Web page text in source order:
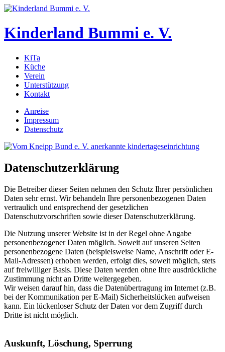
Kinderland Bummi e. V.
KiTa
Küche
Verein
Unterstützung
Kontakt
Anreise
Impressum
Datenschutz
Datenschutzerklärung
Die Betreiber dieser Seiten nehmen den Schutz Ihrer persönlichen
Daten sehr ernst. Wir behandeln Ihre personenbezogenen Daten
vertraulich und entsprechend der gesetzlichen
Datenschutzvorschriften sowie dieser Datenschutzerklärung.
Die Nutzung unserer Website ist in der Regel ohne Angabe
personenbezogener Daten möglich. Soweit auf unseren Seiten
personenbezogene Daten (beispielsweise Name, Anschrift oder E-
Mail-Adressen) erhoben werden, erfolgt dies, soweit möglich, stets
auf freiwilliger Basis. Diese Daten werden ohne Ihre ausdrückliche
Zustimmung nicht an Dritte weitergegeben.
Wir weisen darauf hin, dass die Datenübertragung im Internet (z.B.
bei der Kommunikation per E-Mail) Sicherheitslücken aufweisen
kann. Ein lückenloser Schutz der Daten vor dem Zugriff durch
Dritte ist nicht möglich.
Auskunft, Löschung, Sperrung